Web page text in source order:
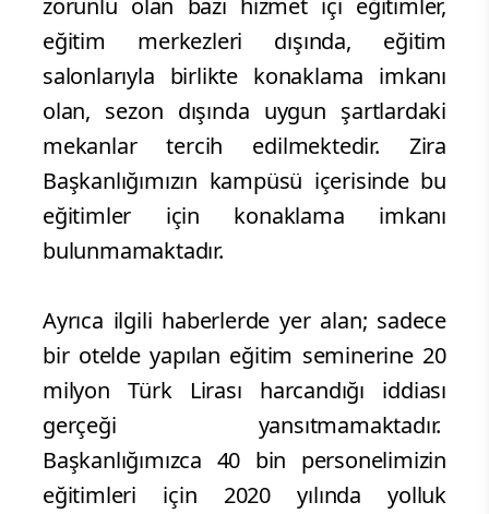
zorunlu olan bazı hizmet içi eğitimler,
eğitim merkezleri dışında, eğitim
salonlarıyla birlikte konaklama imkanı
olan, sezon dışında uygun şartlardaki
mekanlar tercih edilmektedir. Zira
Başkanlığımızın kampüsü içerisinde bu
eğitimler için konaklama imkanı
bulunmamaktadır.
Ayrıca ilgili haberlerde yer alan; sadece
bir otelde yapılan eğitim seminerine 20
milyon Türk Lirası harcandığı iddiası
gerçeği yansıtmamaktadır.
Başkanlığımızca 40 bin personelimizin
eğitimleri için 2020 yılında yolluk